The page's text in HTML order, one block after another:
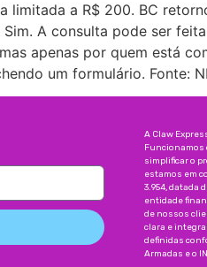
limitada a R$ 200. BC
A consulta pode ser
apenas por quem está
um formulário. Fonte:
A Claw
Funcionamos
simplificar o
estamos em
3.954, datada
entidade
de nossos
clara e
definidas
Armadas e o